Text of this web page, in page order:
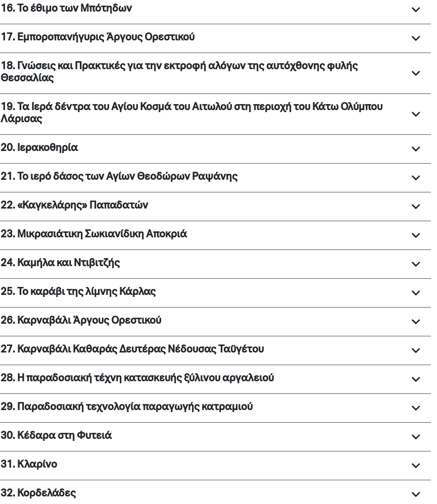
16. Το έθιμο των Μπότηδων
17. Εμποροπανήγυρις Άργους Ορεστικού
18. Γνώσεις και Πρακτικές για την εκτροφή αλόγων της αυτόχθονης φυλής
Θεσσαλίας
19. Τα Ιερά δέντρα του Αγίου Κοσμά του Αιτωλού στη περιοχή του Κάτω Ολύμπου
Λάρισας
20. Ιερακοθηρία
21. Το ιερό δάσος των Αγίων Θεοδώρων Ραψάνης
22. «Καγκελάρης» Παπαδατών
23. Μικρασιάτικη Σωκιανίδικη Αποκριά
24. Καμήλα και Ντιβιτζής
25. Το καράβι της λίμνης Κάρλας
26. Καρναβάλι Άργους Ορεστικού
27. Καρναβάλι Καθαράς Δευτέρας Νέδουσας Ταϋγέτου
28. Η παραδοσιακή τέχνη κατασκευής ξύλινου αργαλειού
29. Παραδοσιακή τεχνολογία παραγωγής κατραμιού
30. Κέδαρα στη Φυτειά
31. Κλαρίνο
32. Κορδελάδες